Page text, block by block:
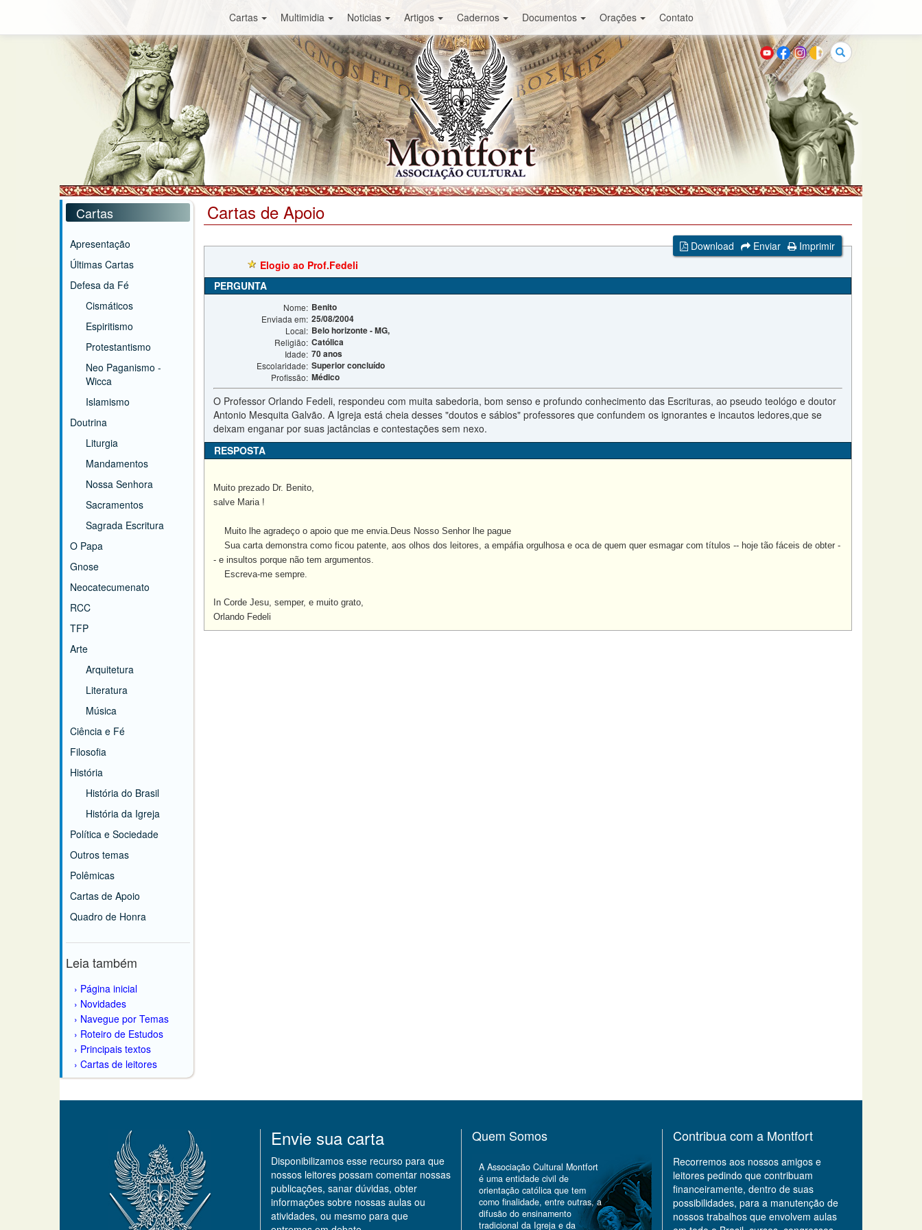
Cartas Multimidia Noticias Artigos Cadernos Documentos Orações Contato
Buscar
Cartas
Apresentação
Últimas Cartas
Defesa da Fé
Cismáticos
Espiritismo
Protestantismo
Neo Paganismo -
Wicca
Islamismo
Doutrina
Liturgia
Mandamentos
Nossa Senhora
Sacramentos
Sagrada Escritura
O Papa
Gnose
Neocatecumenato
RCC
TFP
Arte
Arquitetura
Literatura
Música
Ciência e Fé
Filosofia
História
História do Brasil
História da Igreja
Política e Sociedade
Outros temas
Polêmicas
Cartas de Apoio
Quadro de Honra
Leia também
Página inicial
Novidades
Navegue por Temas
Roteiro de Estudos
Principais textos
Cartas de leitores
Cartas de Apoio
Download Enviar
Imprimir
Elogio ao Prof.Fedeli
PERGUNTA
Nome: Benito
Enviada em: 25/08/2004
Local: Belo horizonte - MG,
Religião: Católica
Idade: 70 anos
Escolaridade: Superior concluído
Profissão: Médico
O Professor Orlando Fedeli, respondeu com muita sabedoria, bom senso e profundo conhecimento das Escrituras, ao pseudo teológo e doutor
Antonio Mesquita Galvão. A Igreja está cheia desses "doutos e sábios" professores que confundem os ignorantes e incautos ledores,que se
deixam enganar por suas jactâncias e contestações sem nexo.
RESPOSTA
Muito prezado Dr. Benito,
salve Maria !
Muito lhe agradeço o apoio que me envia.Deus Nosso Senhor lhe pague
Sua carta demonstra como ficou patente, aos olhos dos leitores, a empáfia orgulhosa e oca de quem quer esmagar com títulos -- hoje tão fáceis de obter -
- e insultos porque não tem argumentos.
Escreva-me sempre.
In Corde Jesu, semper, e muito grato,
Orlando Fedeli
Envie sua carta
Disponibilizamos esse recurso para que
nossos leitores possam comentar nossas
publicações, sanar dúvidas, obter
informações sobre nossas aulas ou
atividades, ou mesmo para que
Quem Somos
A Associação Cultural Montfort
é uma entidade civil de
orientação católica que tem
como finalidade, entre outras, a
difusão do ensinamento
tradicional da Igreja e da
Contribua com a Montfort
Recorremos aos nossos amigos e
leitores pedindo que contribuam
financeiramente, dentro de suas
possibilidades, para a manutenção de
nossos trabalhos que envolvem aulas